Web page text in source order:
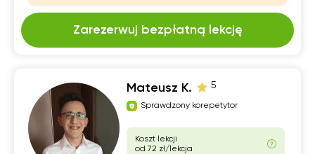
Zarezerwuj bezpłatną lekcję
Mateusz K. 5
Sprawdzony korepetytor
Koszt lekcji
od 72 zł/lekcja